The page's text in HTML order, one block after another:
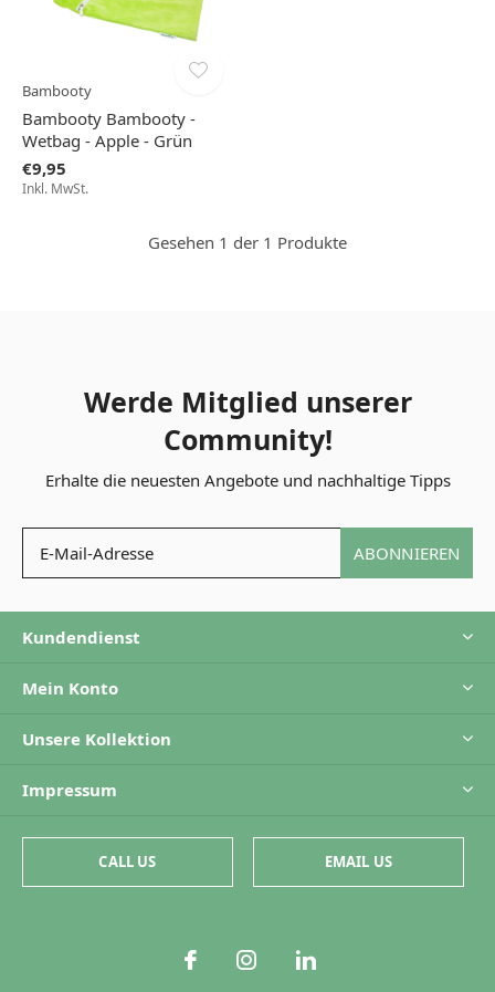
Bambooty
Bambooty Bambooty -
Wetbag - Apple - Grün
€9,95
Inkl. MwSt.
Gesehen 1 der 1 Produkte
Werde Mitglied unserer
Community!
Erhalte die neuesten Angebote und nachhaltige Tipps
ABONNIEREN
Kundendienst
Mein Konto
Unsere Kollektion
Impressum
CALL US EMAIL US